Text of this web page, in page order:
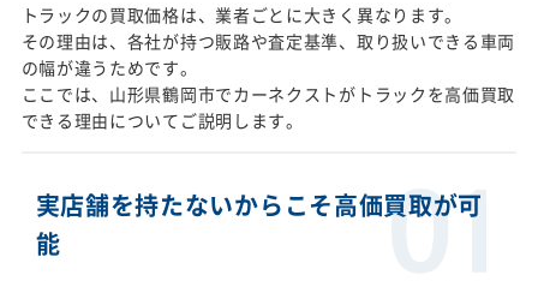
トラックの買取価格は、業者ごとに大きく異なります。
その理由は、各社が持つ販路や査定基準、取り扱いできる車両
の幅が違うためです。
ここでは、山形県鶴岡市でカーネクストがトラックを高価買取
できる理由についてご説明します。
実店舗を持たないからこそ高価買取が可
能